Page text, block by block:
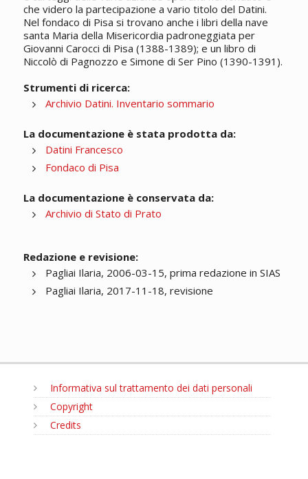
che videro la partecipazione a vario titolo del Datini.
Nel fondaco di Pisa si trovano anche i libri della nave
santa Maria della Misericordia padroneggiata per
Giovanni Carocci di Pisa (1388-1389); e un libro di
Niccolò di Pagnozzo e Simone di Ser Pino (1390-1391).
Strumenti di ricerca:
Archivio Datini. Inventario sommario
La documentazione è stata prodotta da:
Datini Francesco
Fondaco di Pisa
La documentazione è conservata da:
Archivio di Stato di Prato
Redazione e revisione:
Pagliai Ilaria, 2006-03-15, prima redazione in SIAS
Pagliai Ilaria, 2017-11-18, revisione
Informativa sul trattamento dei dati personali
Copyright
Credits